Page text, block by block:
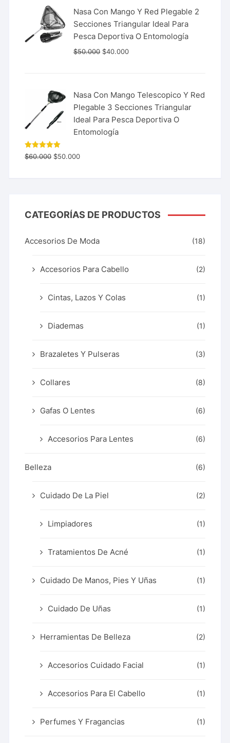
Nasa Con Mango Y Red Plegable 2
Secciones Triangular Ideal Para
Pesca Deportiva O Entomología
$50.000 $40.000
Nasa Con Mango Telescopico Y Red
Plegable 3 Secciones Triangular
Ideal Para Pesca Deportiva O
Entomología
Valorado
con 5.00
$60.000 $50.000
CATEGORÍAS DE PRODUCTOS
Accesorios De Moda (18)
Accesorios Para Cabello (2)
Cintas, Lazos Y Colas (1)
Diademas (1)
Brazaletes Y Pulseras (3)
Collares (8)
Gafas O Lentes (6)
Accesorios Para Lentes (6)
Belleza (6)
Cuidado De La Piel (2)
Limpiadores (1)
Tratamientos De Acné (1)
Cuidado De Manos, Pies Y Uñas (1)
Cuidado De Uñas (1)
Herramientas De Belleza (2)
Accesorios Cuidado Facial (1)
Accesorios Para El Cabello (1)
Perfumes Y Fragancias (1)